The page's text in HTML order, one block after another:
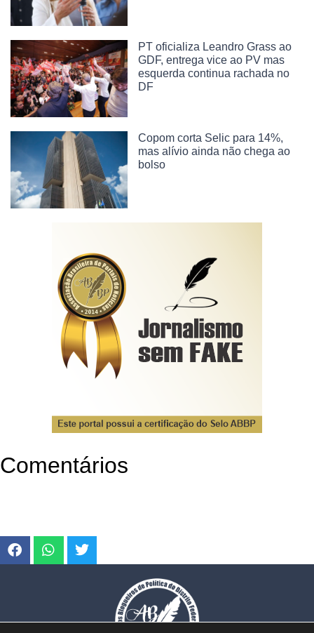
PT oficializa Leandro Grass ao
GDF, entrega vice ao PV mas
esquerda continua rachada no
DF
Copom corta Selic para 14%,
mas alívio ainda não chega ao
bolso
Comentários